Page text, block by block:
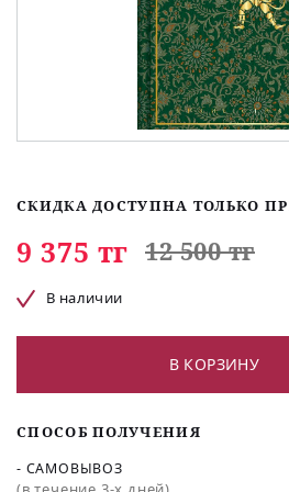
СКИДКА ДОСТУПНА ТОЛЬКО
9 375 тг 12 500 тг
В наличии
В КОРЗИНУ
СПОСОБ ПОЛУЧЕНИЯ
- САМОВЫВОЗ